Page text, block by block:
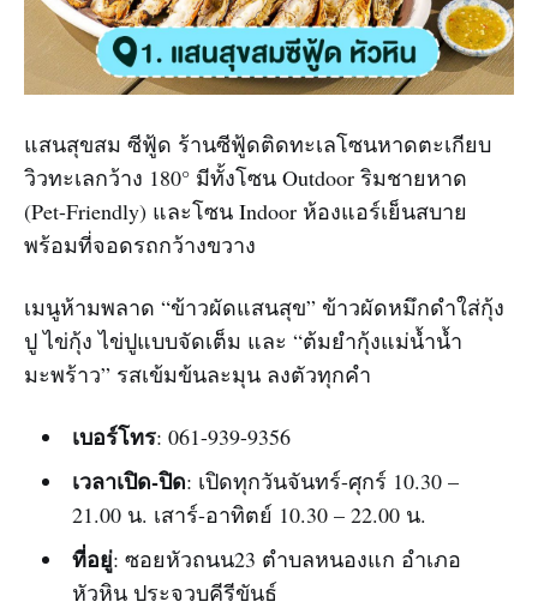
แสนสุขสม ซีฟู้ด ร้านซีฟู้ดติดทะเลโซนหาดตะเกียบ
วิวทะเลกว้าง 180° มีทั้งโซน Outdoor ริมชายหาด
(Pet-Friendly) และโซน Indoor ห้องแอร์เย็นสบาย
พร้อมที่จอดรถกว้างขวาง
เมนูห้ามพลาด “ข้าวผัดแสนสุข” ข้าวผัดหมึกดำใส่กุ้ง
ปู ไข่กุ้ง ไข่ปูแบบจัดเต็ม และ “ต้มยำกุ้งแม่น้ำน้ำ
มะพร้าว” รสเข้มข้นละมุน ลงตัวทุกคำ
เบอร์โทร: 061-939-9356
เวลาเปิด-ปิด: เปิดทุกวันจันทร์-ศุกร์ 10.30 –
21.00 น. เสาร์-อาทิตย์ 10.30 – 22.00 น.
ที่อยู่: ซอยหัวถนน23 ตำบลหนองแก อำเภอ
หัวหิน ประจวบคีรีขันธ์